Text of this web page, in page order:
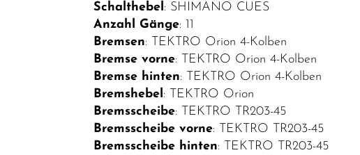
Schalthebel: SHIMANO CUES
Anzahl Gänge: 11
Bremsen: TEKTRO Orion 4-Kolben
Bremse vorne: TEKTRO Orion 4-Kolben
Bremse hinten: TEKTRO Orion 4-Kolben
Bremshebel: TEKTRO Orion
Bremsscheibe: TEKTRO TR203-45
Bremsscheibe vorne: TEKTRO TR203-45
Bremsscheibe hinten: TEKTRO TR203-45